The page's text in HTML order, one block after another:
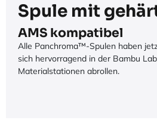
Spule mit
AMS kompatibel
Alle Panchroma™-Spulen haben
sich hervorragend in der Bambu
Materialstationen abrollen.